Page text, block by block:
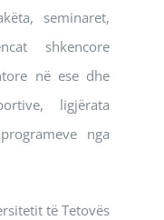
seminaret,
shkencore
në ese dhe
ligjërata
nga
të Tetovës